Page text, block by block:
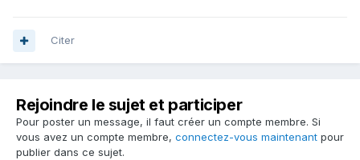
Citer
Rejoindre le sujet et participer
Pour poster un message, il faut créer un compte membre. Si
vous avez un compte membre, connectez-vous maintenant pour
publier dans ce sujet.